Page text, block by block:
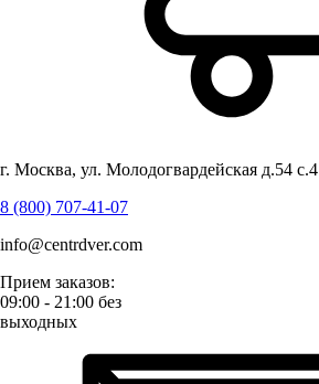
г. Москва, ул. Молодогвардейская д.54 с.4
8 (800) 707-41-07
info@centrdver.com
Прием заказов:
09:00 - 21:00 без
выходных